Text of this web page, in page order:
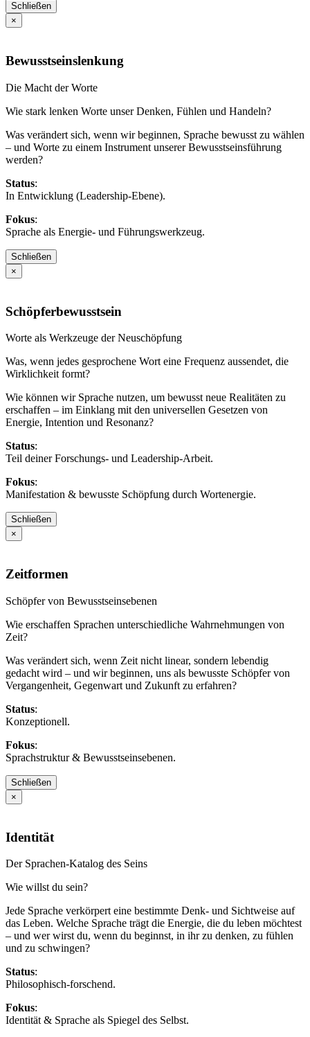
Schließen
×
Bewusstseinslenkung
Die Macht der Worte
Wie stark lenken Worte unser Denken, Fühlen und Handeln?
Was verändert sich, wenn wir beginnen, Sprache bewusst zu wählen
– und Worte zu einem Instrument unserer Bewusstseinsführung
werden?
Status:
In Entwicklung (Leadership-Ebene).
Fokus:
Sprache als Energie- und Führungswerkzeug.
Schließen
×
Schöpferbewusstsein
Worte als Werkzeuge der Neuschöpfung
Was, wenn jedes gesprochene Wort eine Frequenz aussendet, die
Wirklichkeit formt?
Wie können wir Sprache nutzen, um bewusst neue Realitäten zu
erschaffen – im Einklang mit den universellen Gesetzen von
Energie, Intention und Resonanz?
Status:
Teil deiner Forschungs- und Leadership-Arbeit.
Fokus:
Manifestation & bewusste Schöpfung durch Wortenergie.
Schließen
×
Zeitformen
Schöpfer von Bewusstseinsebenen
Wie erschaffen Sprachen unterschiedliche Wahrnehmungen von
Zeit?
Was verändert sich, wenn Zeit nicht linear, sondern lebendig
gedacht wird – und wir beginnen, uns als bewusste Schöpfer von
Vergangenheit, Gegenwart und Zukunft zu erfahren?
Status:
Konzeptionell.
Fokus:
Sprachstruktur & Bewusstseinsebenen.
Schließen
×
Identität
Der Sprachen-Katalog des Seins
Wie willst du sein?
Jede Sprache verkörpert eine bestimmte Denk- und Sichtweise auf
das Leben. Welche Sprache trägt die Energie, die du leben möchtest
– und wer wirst du, wenn du beginnst, in ihr zu denken, zu fühlen
und zu schwingen?
Status:
Philosophisch-forschend.
Fokus:
Identität & Sprache als Spiegel des Selbst.